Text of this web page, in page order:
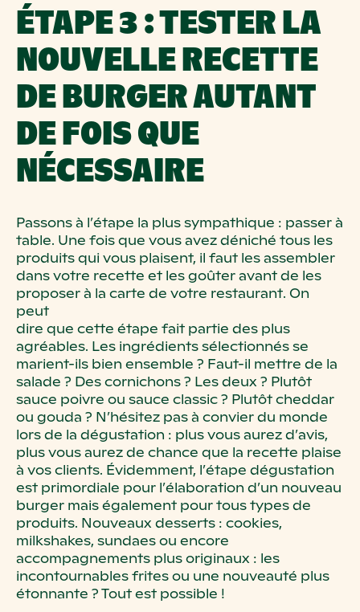
ÉTAPE 3 : TESTER LA
NOUVELLE RECETTE
DE BURGER AUTANT
DE FOIS QUE
NÉCESSAIRE
Passons à l’étape la plus sympathique : passer à
table. Une fois que vous avezdéniché tous les
produits qui vous plaisent, il faut les assembler
dans votre recette et les goûter avant de les
proposer à la carte de votre restaurant. On
peut
dire que cette étape fait partie des plus
agréables. Les ingrédients sélectionnésse
marient-ils bien ensemble ? Faut-il mettre de la
salade ? Des cornichons? Lesdeux? Plutôt
sauce poivre ou sauce classic? Plutôt cheddar
ou gouda ? N’hésitez pas à convier du monde
lors de la dégustation : plus vous aurez d’avis,
plus vousaurez de chance que la recette plaise
à vos clients. Évidemment, l’étape dégustation
est primordiale pour l’élaboration d’un nouveau
burger mais également pour tous types de
produits. Nouveaux desserts : cookies,
milkshakes, sundaes ou encore
accompagnements plus originaux : les
incontournables frites ou une nouveauté plus
étonnante ? Tout est possible !